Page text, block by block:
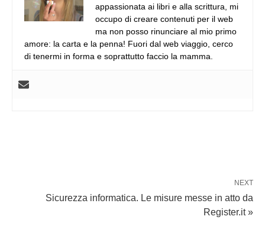
appassionata ai libri e alla scrittura, mi
occupo di creare contenuti per il web
ma non posso rinunciare al mio primo
amore: la carta e la penna! Fuori dal web viaggio, cerco
di tenermi in forma e soprattutto faccio la mamma.
NEXT
Sicurezza informatica. Le misure messe in atto da
Register.it »